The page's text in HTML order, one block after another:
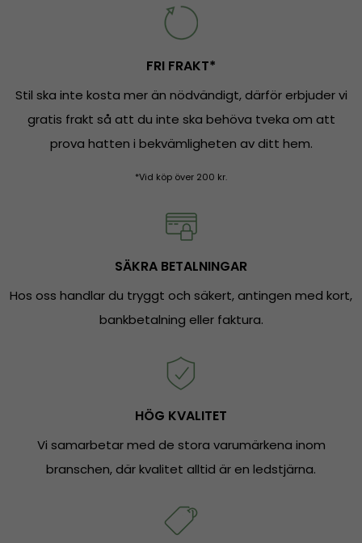
FRI FRAKT*
Stil ska inte kosta mer än nödvändigt, därför erbjuder vi
gratis frakt så att du inte ska behöva tveka om att
prova hatten i bekvämligheten av ditt hem.
*Vid köp över 200 kr.
SÄKRA BETALNINGAR
Hos oss handlar du tryggt och säkert, antingen med kort,
bankbetalning eller faktura.
HÖG KVALITET
Vi samarbetar med de stora varumärkena inom
branschen, där kvalitet alltid är en ledstjärna.